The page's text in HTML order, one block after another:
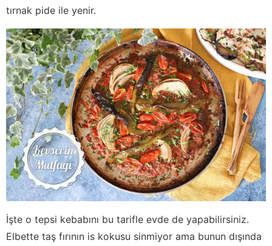
tırnak pide ile yenir.
İşte o tepsi kebabını bu tarifle evde de yapabilirsiniz.
Elbette taş fırının is kokusu sinmiyor ama bunun dışında